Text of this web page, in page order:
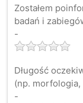
Zostałem
badań i
-
Długość
(np. morfologia,
-